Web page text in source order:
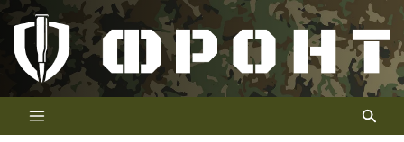
Скип
цонтент
Телевизија ФРОНТ
Први војни канал у Србији